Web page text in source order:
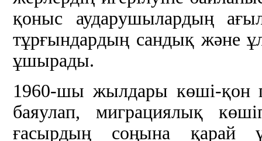
қоныс аударушылардың
тұрғындардың сандық және
ұшырады.
1960-шы жылдары көші-қон
баяулап, миграциялық
ғасырдың соңына қарай